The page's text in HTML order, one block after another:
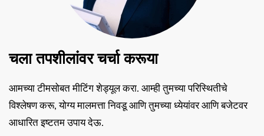
चला तपशीलांवर चर्चा करूया
आमच्या टीमसोबत मीटिंग शेड्यूल करा. आम्ही तुमच्या परिस्थितीचे
विश्लेषण करू, योग्य मालमत्ता निवडू आणि तुमच्या ध्येयांवर आणि बजेटवर
आधारित इष्टतम उपाय देऊ.